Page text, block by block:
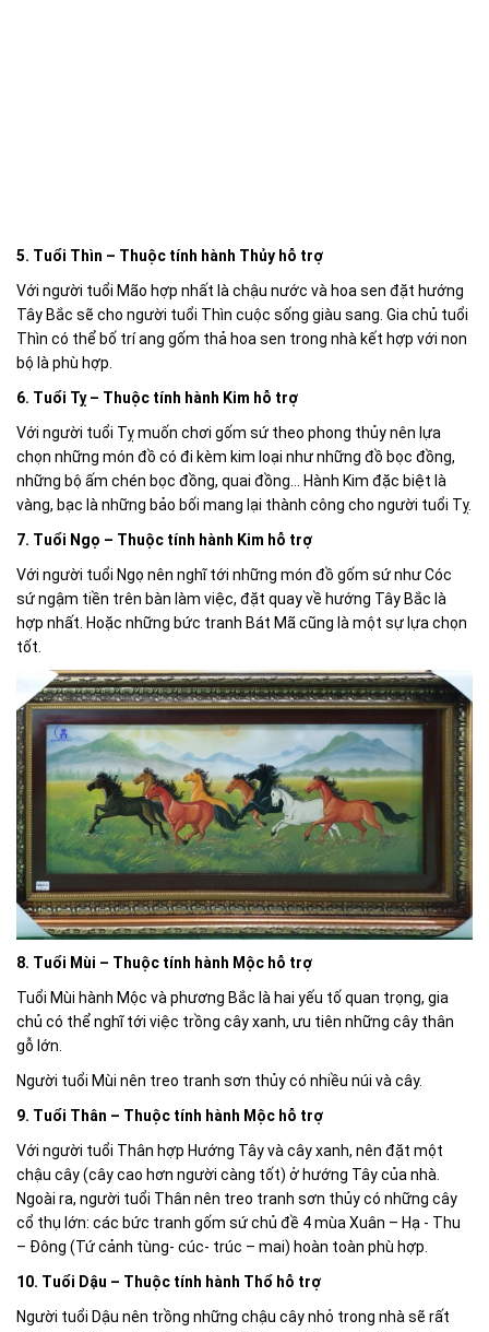
5. Tuổi Thìn – Thuộc tính hành Thủy hỗ trợ
Với người tuổi Mão hợp nhất là chậu nước và hoa sen đặt hướng
Tây Bắc sẽ cho người tuổi Thìn cuộc sống giàu sang. Gia chủ tuổi
Thìn có thể bố trí ang gốm thả hoa sen trong nhà kết hợp với non
bộ là phù hợp.
6. Tuổi Tỵ – Thuộc tính hành Kim hỗ trợ
Với người tuổi Tỵ muốn chơi gốm sứ theo phong thủy nên lựa
chọn những món đồ có đi kèm kim loại như những đồ bọc đồng,
những bộ ấm chén bọc đồng, quai đồng… Hành Kim đặc biệt là
vàng, bạc là những bảo bối mang lại thành công cho người tuổi Tỵ.
7. Tuổi Ngọ – Thuộc tính hành Kim hỗ trợ
Với người tuổi Ngọ nên nghĩ tới những món đồ gốm sứ như Cóc
sứ ngậm tiền trên bàn làm việc, đặt quay về hướng Tây Bắc là
hợp nhất. Hoặc những bức tranh Bát Mã cũng là một sự lựa chọn
tốt.
8. Tuổi Mùi – Thuộc tính hành Mộc hỗ trợ
Tuổi Mùi hành Mộc và phương Bắc là hai yếu tố quan trọng, gia
chủ có thể nghĩ tới việc trồng cây xanh, ưu tiên những cây thân
gỗ lớn.
Người tuổi Mùi nên treo tranh sơn thủy có nhiều núi và cây.
9. Tuổi Thân – Thuộc tính hành Mộc hỗ trợ
Với người tuổi Thân hợp Hướng Tây và cây xanh, nên đặt một
chậu cây (cây cao hơn người càng tốt) ở hướng Tây của nhà.
Ngoài ra, người tuổi Thân nên treo tranh sơn thủy có những cây
cổ thụ lớn: các bức tranh gốm sứ chủ đề 4 mùa Xuân – Hạ - Thu
– Đông (Tứ cảnh tùng- cúc- trúc – mai) hoàn toàn phù hợp.
10. Tuổi Dậu – Thuộc tính hành Thổ hỗ trợ
Người tuổi Dậu nên trồng những chậu cây nhỏ trong nhà sẽ rất